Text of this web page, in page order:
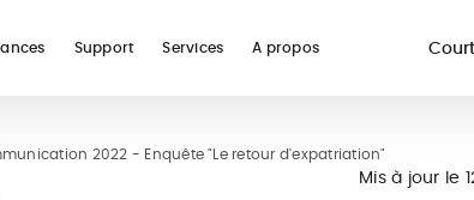
Voir toutes les
Support Services A propos
2022 - Enquête "Le retour d'expatriation"
Mis à jour le